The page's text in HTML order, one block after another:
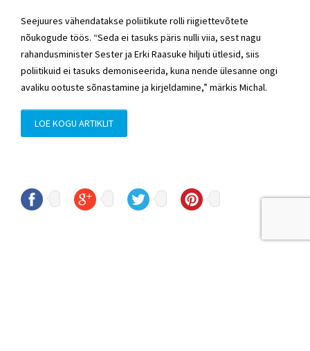
Seejuures vähendatakse poliitikute rolli riigiettevõtete
nõukogude töös. “Seda ei tasuks päris nulli viia, sest nagu
rahandusminister Sester ja Erki Raasuke hiljuti ütlesid, siis
poliitikuid ei tasuks demoniseerida, kuna nende ülesanne ongi
avaliku ootuste sõnastamine ja kirjeldamine,” märkis Michal.
LOE KOGU ARTIKLIT